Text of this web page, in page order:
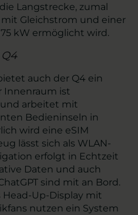
Langstrecke, zumal
Gleichstrom und einer
kW ermöglicht wird.
auch der Q4 ein
Innenraum ist
arbeitet mit
Bedieninseln in
wird eine eSIM
lässt sich als WLAN-
erfolgt in Echtzeit
Daten und auch
sind mit an Bord.
Head-Up-Display mit
nutzen ein System